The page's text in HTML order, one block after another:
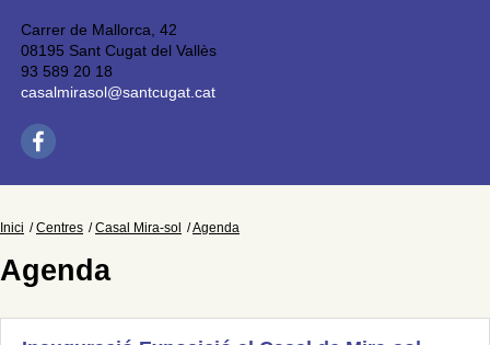
Carrer de Mallorca, 42
08195 Sant Cugat del Vallès
93 589 20 18
casalmirasol@santcugat.cat
Inici Centres Casal Mira-sol Agenda
Agenda